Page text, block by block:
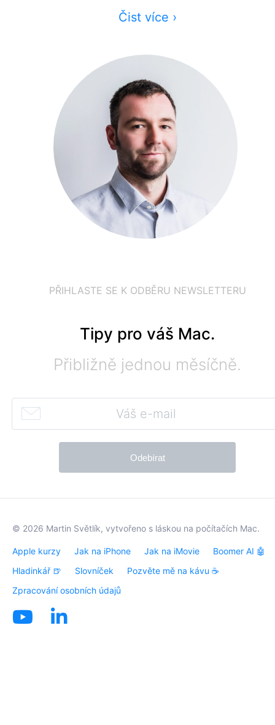
Čist více ›
PŘIHLASTE SE K ODBĚRU NEWSLETTERU
Tipy pro váš Mac.
Přibližně jednou měsíčně.
Odebírat
© 2026 Martin Světlík, vytvořeno s láskou na počítačích Mac.
Apple kurzy Jak na iPhone Jak na iMovie
Boomer AI 🤖
Hladinkář 🍺
Slovníček
Pozvěte mě na kávu ☕️
Zpracování osobních údajů